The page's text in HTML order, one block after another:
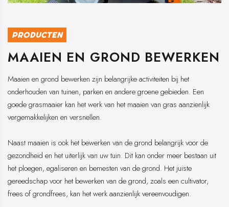
PRODUCTEN
MAAIEN EN GROND BEWERKEN
Maaien en grond bewerken zijn belangrijke activiteiten bij het
onderhouden van tuinen, parken en andere groene gebieden. Een
goede grasmaaier kan het werk van het maaien van gras aanzienlijk
vergemakkelijken en versnellen.
​​​​​​​Naast maaien is ook het bewerken van de grond belangrijk voor de
gezondheid en het uiterlijk van uw tuin. Dit kan onder meer bestaan uit
het ploegen, egaliseren en bemesten van de grond. Het juiste
gereedschap voor het bewerken van de grond, zoals een cultivator,
frees of grondfrees, kan het werk aanzienlijk vereenvoudigen.